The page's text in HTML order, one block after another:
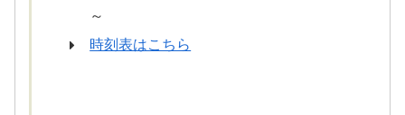
～
時刻表はこちら